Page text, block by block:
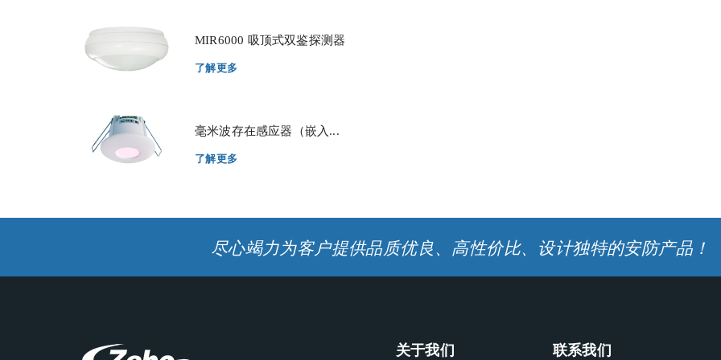
MIR6000 吸顶式双鉴探测器
了解更多
毫米波存在感应器（嵌入...
了解更多
尽心竭力为客户提供品质优良、高性价比、设计独特的安防产品！
关于我们 联系我们